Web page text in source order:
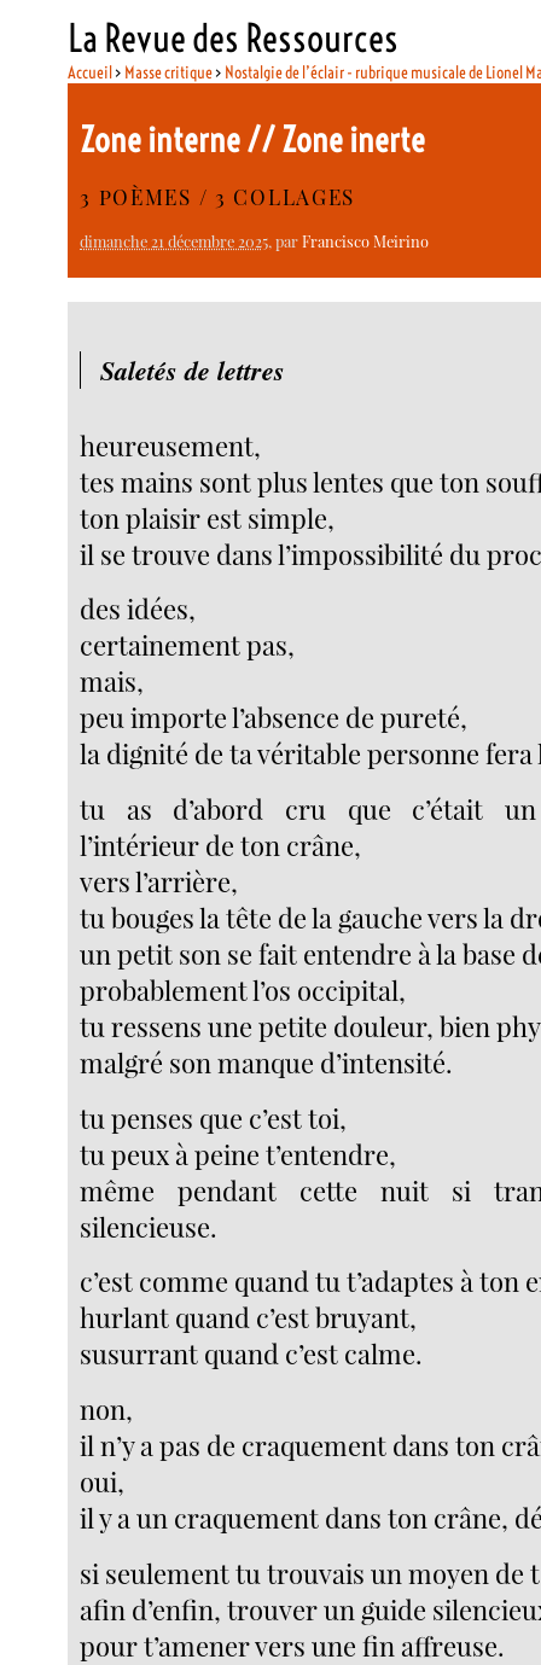
La Revue des Ressources
Accueil> Masse critique> Nostalgie de l’éclair - rubrique musicale de Lionel
Zone interne // Zone inerte
3 POÈMES / 3 COLLAGES
dimanche 21 décembre 2025, parFrancisco Meirino
Saletés de lettres
heureusement,
tes mains sont plus lentes que ton
ton plaisir est simple,
il se trouve dans l’impossibilité du
des idées,
certainement pas,
mais,
peu importe l’absence de pureté,
la dignité de ta véritable personne fera
tu as d’abord cru que c’était
l’intérieur de ton crâne,
vers l’arrière,
tu bouges la tête de la gauche vers la
un petit son se fait entendre à la base
probablement l’os occipital,
tu ressens une petite douleur, bien
malgré son manque d’intensité.
tu penses que c’est toi,
tu peux à peine t’entendre,
même pendant cette nuit si
silencieuse.
c’est comme quand tu t’adaptes à ton
hurlant quand c’est bruyant,
susurrant quand c’est calme.
non,
il n’y a pas de craquement dans ton
oui,
il y a un craquement dans ton crâne,
si seulement tu trouvais un moyen de
afin d’enfin, trouver un guide
pour t’amener vers une fin affreuse.